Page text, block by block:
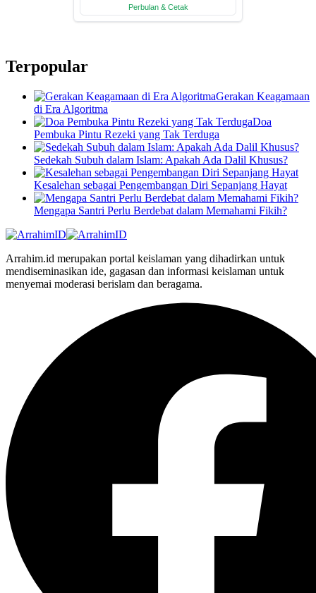
Terpopular
Gerakan Keagamaan
di Era Algoritma
Doa
Pembuka Pintu Rezeki yang Tak Terduga
Sedekah Subuh dalam Islam: Apakah Ada Dalil Khusus?
Kesalehan sebagai Pengembangan Diri Sepanjang Hayat
Mengapa Santri Perlu Berdebat dalam Memahami Fikih?
Arrahim.id merupakan portal keislaman yang dihadirkan untuk
mendiseminasikan ide, gagasan dan informasi keislaman untuk
menyemai moderasi berislam dan beragama.